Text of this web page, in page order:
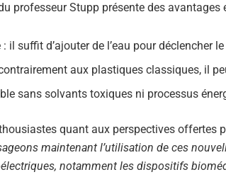
professeur Stupp présente des
il suffit d’ajouter de l’eau pour déclencher
aux plastiques classiques, il
sans solvants toxiques ni processus
quant aux perspectives offertes
maintenant l’utilisation de ces
notamment les dispositifs